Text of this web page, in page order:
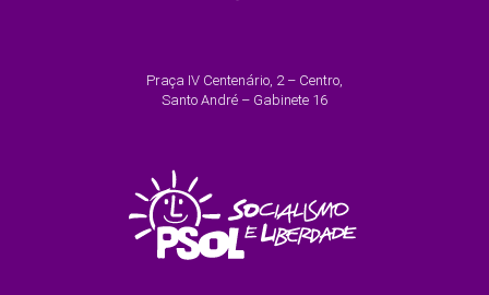
Praça IV Centenário, 2 – Centro,
Santo André – Gabinete 16